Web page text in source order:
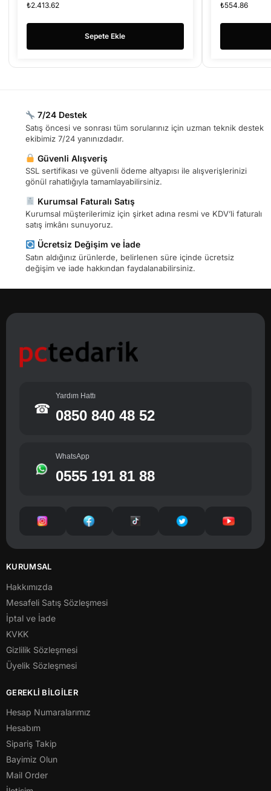
₺2.413.62
Sepete Ekle
₺554.86
7/24 Destek
Satış öncesi ve sonrası tüm sorularınız için uzman teknik destek
ekibimiz 7/24 yanınızdadır.
Güvenli Alışveriş
SSL sertifikası ve güvenli ödeme altyapısı ile alışverişlerinizi
gönül rahatlığıyla tamamlayabilirsiniz.
Kurumsal Faturalı Satış
Kurumsal müşterilerimiz için şirket adına resmi ve KDV’li faturalı
satış imkânı sunuyoruz.
Ücretsiz Değişim ve İade
Satın aldığınız ürünlerde, belirlenen süre içinde ücretsiz
değişim ve iade hakkından faydalanabilirsiniz.
☎
Yardım Hattı
0850 840 48 52
WhatsApp
0555 191 81 88
KURUMSAL
Hakkımızda
Mesafeli Satış Sözleşmesi
İptal ve İade
KVKK
Gizlilik Sözleşmesi
Üyelik Sözleşmesi
GEREKLİ BİLGİLER
Hesap Numaralarımız
Hesabım
Sipariş Takip
Bayimiz Olun
Mail Order